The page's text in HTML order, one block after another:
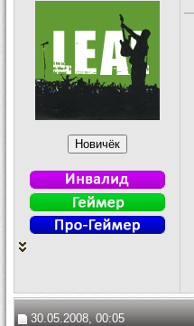
30.05.2008, 00:05